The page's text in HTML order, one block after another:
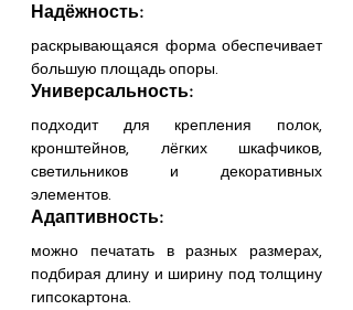
Надёжность:
раскрывающаяся форма обеспечивает
большую площадь опоры.
Универсальность:
подходит для крепления полок,
кронштейнов, лёгких шкафчиков,
светильников и декоративных
элементов.
Адаптивность:
можно печатать в разных размерах,
подбирая длину и ширину под толщину
гипсокартона.